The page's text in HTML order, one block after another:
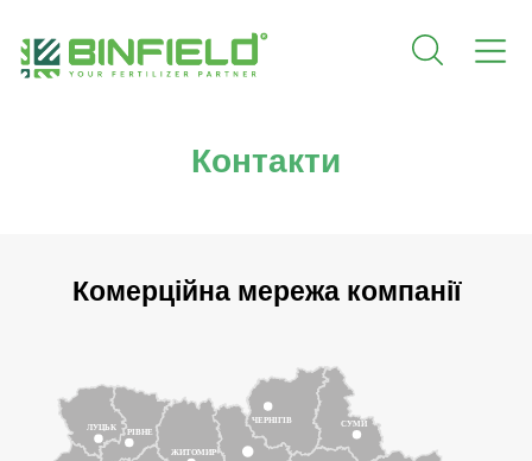
Контакти
Комерційна мережа компанії
ЖИТОМИР
ЧЕРНІГІВ
РІВНЕ
ЛУЦЬК СУМИ